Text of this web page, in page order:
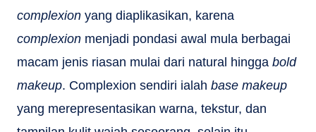
complexion yang diaplikasikan, karena
complexion menjadi pondasi awal mula berbagai
macam jenis riasan mulai dari natural hingga bold
makeup. Complexion sendiri ialah base makeup
yang merepresentasikan warna, tekstur, dan